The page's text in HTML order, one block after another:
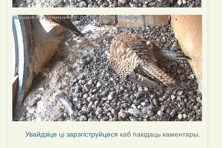
Увайдзіце цізарэгіструйцеся каб пакідаць каментары.